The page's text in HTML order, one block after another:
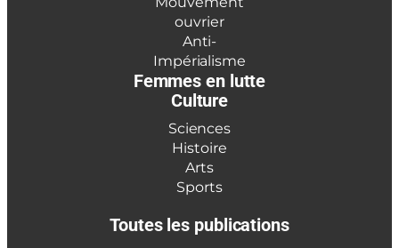
ouvrier
Anti-
Impérialisme
Femmes en lutte
Culture
Sciences
Histoire
Arts
Sports
Toutes les publications